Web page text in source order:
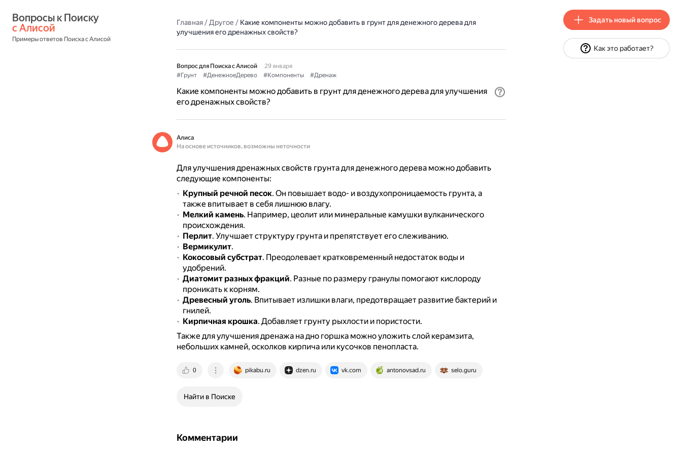
с Алисой
Примеры ответов Поиска с Алисой
Главная/Другое / Какие компоненты можно добавить в грунт для денежного дерева для
улучшения его дренажных свойств?
Вопрос для Поиска с Алисой
29 января
#Грунт
#ДенежноеДерево #Компоненты #Дренаж
Какие компоненты можно добавить в грунт для денежного дерева для улучшения
его дренажных свойств?
Алиса
На основе источников, возможны неточности
Для улучшения дренажных свойств грунта для денежного дерева можно добавить
следующие компоненты:
Крупный речной песок. Он повышает водо- и воздухопроницаемость грунта, а
также впитывает в себя лишнюю влагу.
Мелкий камень. Например, цеолит или минеральные камушки вулканического
происхождения.
Перлит. Улучшает структуру грунта и препятствует его слеживанию.
Вермикулит.
Кокосовый субстрат. Преодолевает кратковременный недостаток воды и
удобрений.
Диатомит разных фракций. Разные по размеру гранулы помогают кислороду
проникать к корням.
Древесный уголь. Впитывает излишки влаги, предотвращает развитие бактерий и
гнилей.
Кирпичная крошка. Добавляет грунту рыхлости и пористости.
Также для улучшения дренажа на дно горшка можно уложить слой керамзита,
небольших камней, осколков кирпича или кусочков пенопласта.
0 pikabu.ru dzen.ru vk.com antonovsad.ru selo.guru
Найти в Поиске
Комментарии
Задать новый вопрос
Как это работает?